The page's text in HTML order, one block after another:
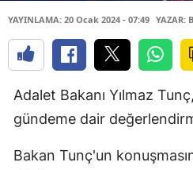
YAYINLAMA: 20 Ocak 2024 - 07:49 YAZAR:
Adalet Bakanı Yılmaz
gündeme dair
Bakan Tunç'un